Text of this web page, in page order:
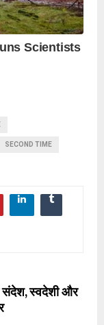
SECOND TIME
संदेश, स्वदेशी और